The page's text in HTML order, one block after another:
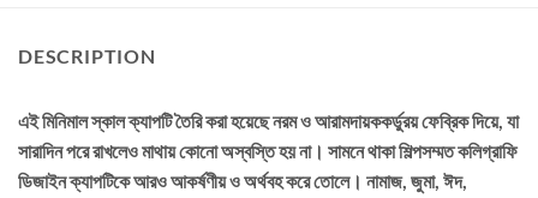
DESCRIPTION
এই মিনিমাল স্কাল ক্যাপটি তৈরি করা হয়েছে নরম ও আরামদায়ককর্ডুরয়ফেব্রিক দিয়ে, যা
সারাদিন পরে রাখলেও মাথায় কোনো অস্বস্তি হয় না। সামনে থাকা শিল্পসম্মত কলিগ্রাফি
ডিজাইন ক্যাপটিকে আরও আকর্ষণীয় ও অর্থবহ করে তোলে। নামাজ, জুমা, ঈদ,